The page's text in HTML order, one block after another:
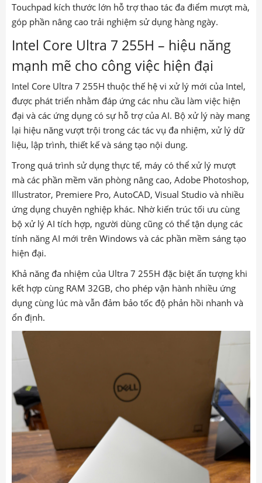
Touchpad kích thước lớn hỗ trợ thao tác đa điểm mượt mà,
góp phần nâng cao trải nghiệm sử dụng hàng ngày.
Intel Core Ultra 7 255H – hiệu năng
mạnh mẽ cho công việc hiện đại
Intel Core Ultra 7 255H thuộc thế hệ vi xử lý mới của Intel,
được phát triển nhằm đáp ứng các nhu cầu làm việc hiện
đại và các ứng dụng có sự hỗ trợ của AI. Bộ xử lý này mang
lại hiệu năng vượt trội trong các tác vụ đa nhiệm, xử lý dữ
liệu, lập trình, thiết kế và sáng tạo nội dung.
Trong quá trình sử dụng thực tế, máy có thể xử lý mượt
mà các phần mềm văn phòng nâng cao, Adobe Photoshop,
Illustrator, Premiere Pro, AutoCAD, Visual Studio và nhiều
ứng dụng chuyên nghiệp khác. Nhờ kiến trúc tối ưu cùng
bộ xử lý AI tích hợp, người dùng cũng có thể tận dụng các
tính năng AI mới trên Windows và các phần mềm sáng tạo
hiện đại.
Khả năng đa nhiệm của Ultra 7 255H đặc biệt ấn tượng khi
kết hợp cùng RAM 32GB, cho phép vận hành nhiều ứng
dụng cùng lúc mà vẫn đảm bảo tốc độ phản hồi nhanh và
ổn định.